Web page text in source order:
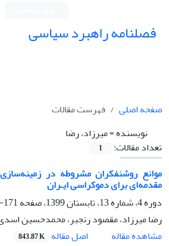
فصلنامه راهبرد سیاسی
صفحه اصلی
فهرست مقالات
نویسنده =میرزاد، رضا
تعداد مقالات:
1
موانع روشنفکران مشروطه در
مقدمه‌ای برای دموکراسی ایـران
دوره 4، شماره 13، تابستان 1399، صفحه
171-183
رضا میرزاد، مقصود رنجبر، محمدحسین
مشاهده مقاله
اصل مقاله 843.87 K